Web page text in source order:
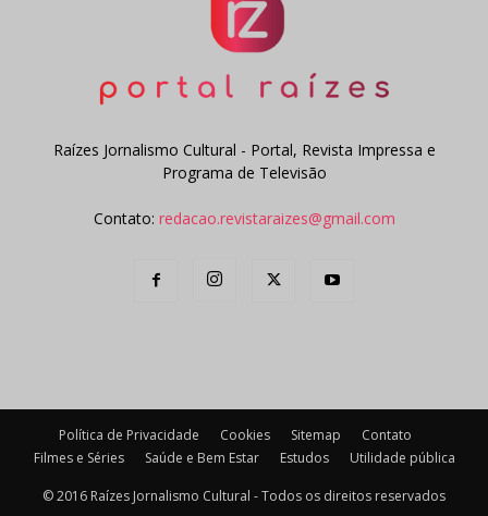
Raízes Jornalismo Cultural - Portal, Revista Impressa e
Programa de Televisão
Contato: redacao.revistaraizes@gmail.com
Política de Privacidade Cookies Sitemap
Contato
Filmes e Séries
Saúde e Bem Estar Estudos Utilidade pública
© 2016 Raízes Jornalismo Cultural - Todos os direitos reservados